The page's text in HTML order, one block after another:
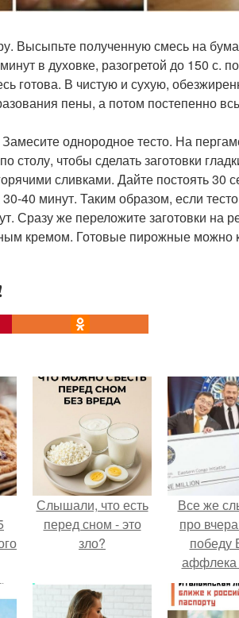
Высыпьте полученную смесь на
в духовке, разогретой до 150 с.
готова. В чистую и сухую,
пены, а потом постепенно
однородное тесто. На
столу, чтобы сделать заготовки
сливками. Дайте постоять 30
40 минут. Таким образом, если
Сразу же переложите заготовки на
кремом. Готовые пирожные можно
Слышали, что есть
перед сном - это
зло?
Все же
про
победу
аффлека
хочет